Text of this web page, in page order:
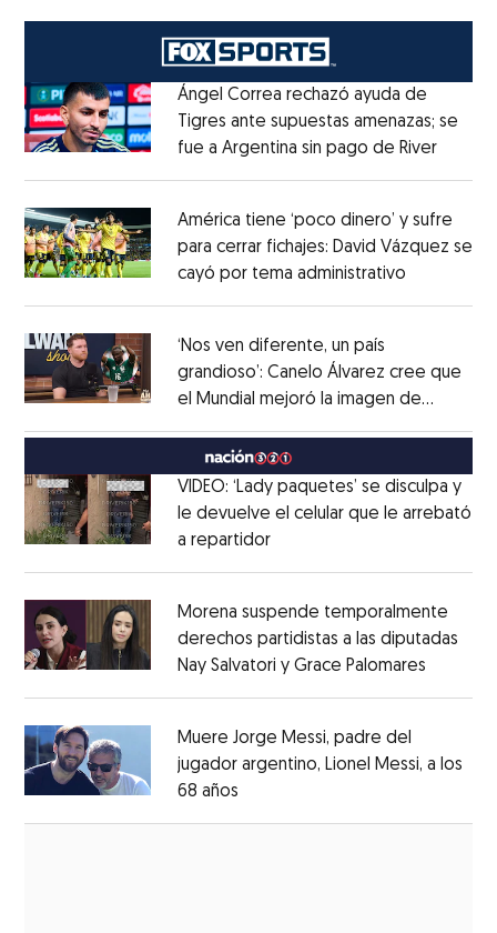
Ángel Correa rechazó ayuda de
Tigres ante supuestas amenazas; se
fue a Argentina sin pago de RiverOpens
América tiene ‘poco dinero’ y sufre
para cerrar fichajes: David Vázquez se
cayó por tema administrativo
‘Nos ven diferente, un país
grandioso’: Canelo Álvarez cree que
el Mundial mejoró la imagen de
VIDEO: ‘Lady paquetes’ se disculpa y
le devuelve el celular que le arrebató
a repartidorOpens in new window
Morena suspende temporalmente
derechos partidistas a las diputadas
Nay Salvatori y Grace Palomares
Muere Jorge Messi, padre del
jugador argentino, Lionel Messi, a los
68 años